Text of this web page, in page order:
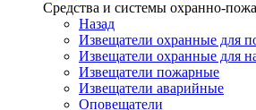
Средства и системы охранно-
Назад
Извещатели охранные для
Извещатели охранные для
Извещатели пожарные
Извещатели аварийные
Оповещатели